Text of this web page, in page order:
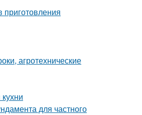
агротехнические
для частного